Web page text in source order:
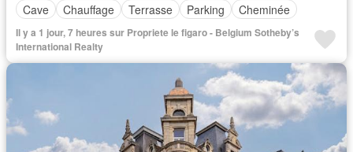
Cave
Chauffage Terrasse Parking Cheminée
Il y a 1 jour, 7 heures sur Propriete le figaro - Belgium Sotheby’s
International Realty